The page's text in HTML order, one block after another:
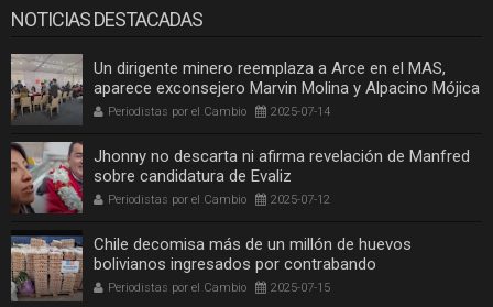
NOTICIAS DESTACADAS
Un dirigente minero reemplaza a Arce en el MAS,
aparece exconsejero Marvin Molina y Alpacino Mójica
Periodistas por el Cambio 2025-07-14
Jhonny no descarta ni afirma revelación de Manfred
sobre candidatura de Evaliz
Periodistas por el Cambio 2025-07-12
Chile decomisa más de un millón de huevos
bolivianos ingresados por contrabando
Periodistas por el Cambio 2025-07-15